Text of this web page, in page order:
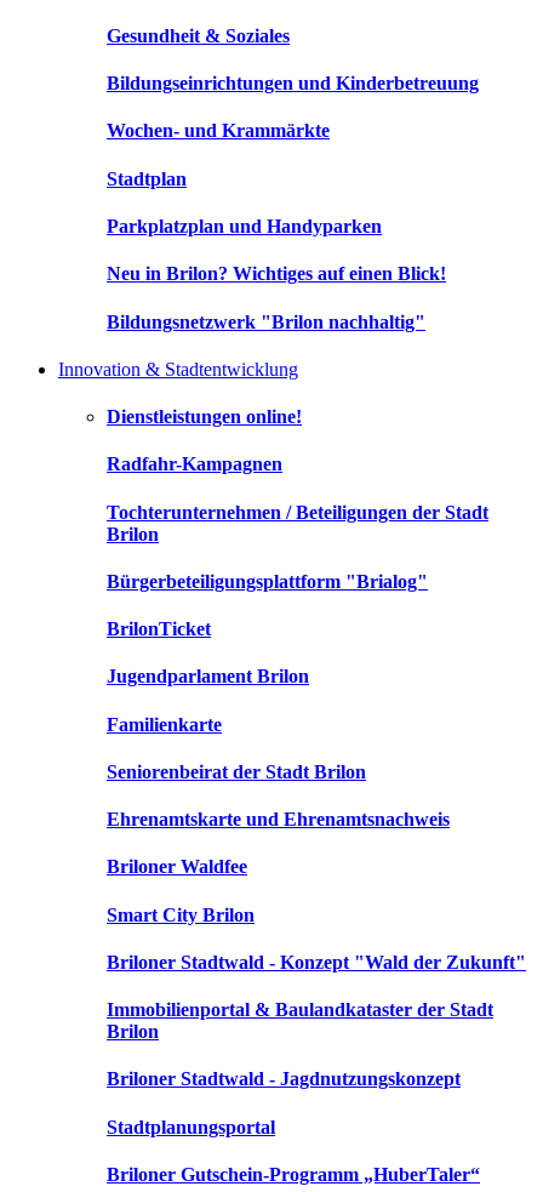
Gesundheit & Soziales
Bildungseinrichtungen und Kinderbetreuung
Wochen- und Krammärkte
Stadtplan
Parkplatzplan und Handyparken
Neu in Brilon? Wichtiges auf einen Blick!
Bildungsnetzwerk "Brilon nachhaltig"
Innovation & Stadtentwicklung
Dienstleistungen online!
Radfahr-Kampagnen
Tochterunternehmen / Beteiligungen der Stadt
Brilon
Bürgerbeteiligungsplattform "Brialog"
BrilonTicket
Jugendparlament Brilon
Familienkarte
Seniorenbeirat der Stadt Brilon
Ehrenamtskarte und Ehrenamtsnachweis
Briloner Waldfee
Smart City Brilon
Briloner Stadtwald - Konzept "Wald der Zukunft"
Immobilienportal & Baulandkataster der Stadt
Brilon
Briloner Stadtwald - Jagdnutzungskonzept
Stadtplanungsportal
Briloner Gutschein-Programm „HuberTaler“